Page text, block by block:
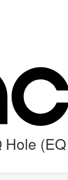
Hole (EQ